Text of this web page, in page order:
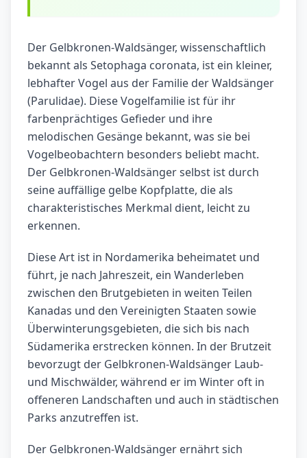
Der Gelbkronen-Waldsänger, wissenschaftlich
bekannt als Setophaga coronata, ist ein kleiner,
lebhafter Vogel aus der Familie der Waldsänger
(Parulidae). Diese Vogelfamilie ist für ihr
farbenprächtiges Gefieder und ihre
melodischen Gesänge bekannt, was sie bei
Vogelbeobachtern besonders beliebt macht.
Der Gelbkronen-Waldsänger selbst ist durch
seine auffällige gelbe Kopfplatte, die als
charakteristisches Merkmal dient, leicht zu
erkennen.
Diese Art ist in Nordamerika beheimatet und
führt, je nach Jahreszeit, ein Wanderleben
zwischen den Brutgebieten in weiten Teilen
Kanadas und den Vereinigten Staaten sowie
Überwinterungsgebieten, die sich bis nach
Südamerika erstrecken können. In der Brutzeit
bevorzugt der Gelbkronen-Waldsänger Laub-
und Mischwälder, während er im Winter oft in
offeneren Landschaften und auch in städtischen
Parks anzutreffen ist.
Der Gelbkronen-Waldsänger ernährt sich